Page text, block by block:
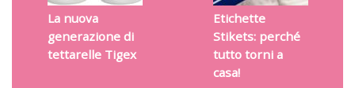
La nuova
generazione di
tettarelle Tigex
Etichette
Stikets: perché
tutto torni a
casa!